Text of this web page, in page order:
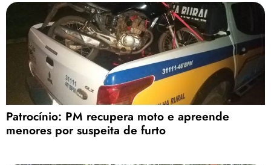
Patrocínio: PM recupera moto e apreende
menores por suspeita de furto